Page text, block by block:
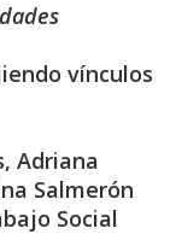
vínculos
Adriana
Salmerón
Social